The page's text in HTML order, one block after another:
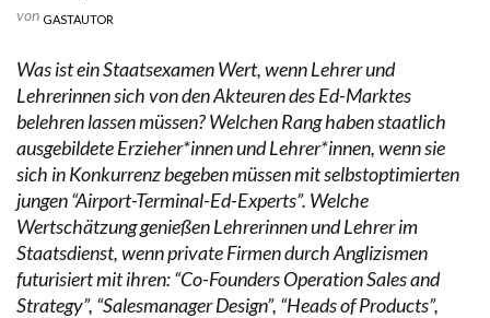
von GASTAUTOR
Was ist ein Staatsexamen Wert, wenn Lehrer und
Lehrerinnen sich von den Akteuren des Ed-Marktes
belehren lassen müssen? Welchen Rang haben staatlich
ausgebildete Erzieher*innen und Lehrer*innen, wenn sie
sich in Konkurrenz begeben müssen mit selbstoptimierten
jungen “Airport-Terminal-Ed-Experts”. Welche
Wertschätzung genießen Lehrerinnen und Lehrer im
Staatsdienst, wenn private Firmen durch Anglizismen
futurisiert mit ihren: “Co-Founders Operation Sales and
Strategy”, “Salesmanager Design”, “Heads of Products”,